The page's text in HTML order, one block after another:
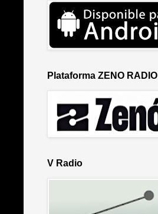
Plataforma ZENO RADIO
V Radio